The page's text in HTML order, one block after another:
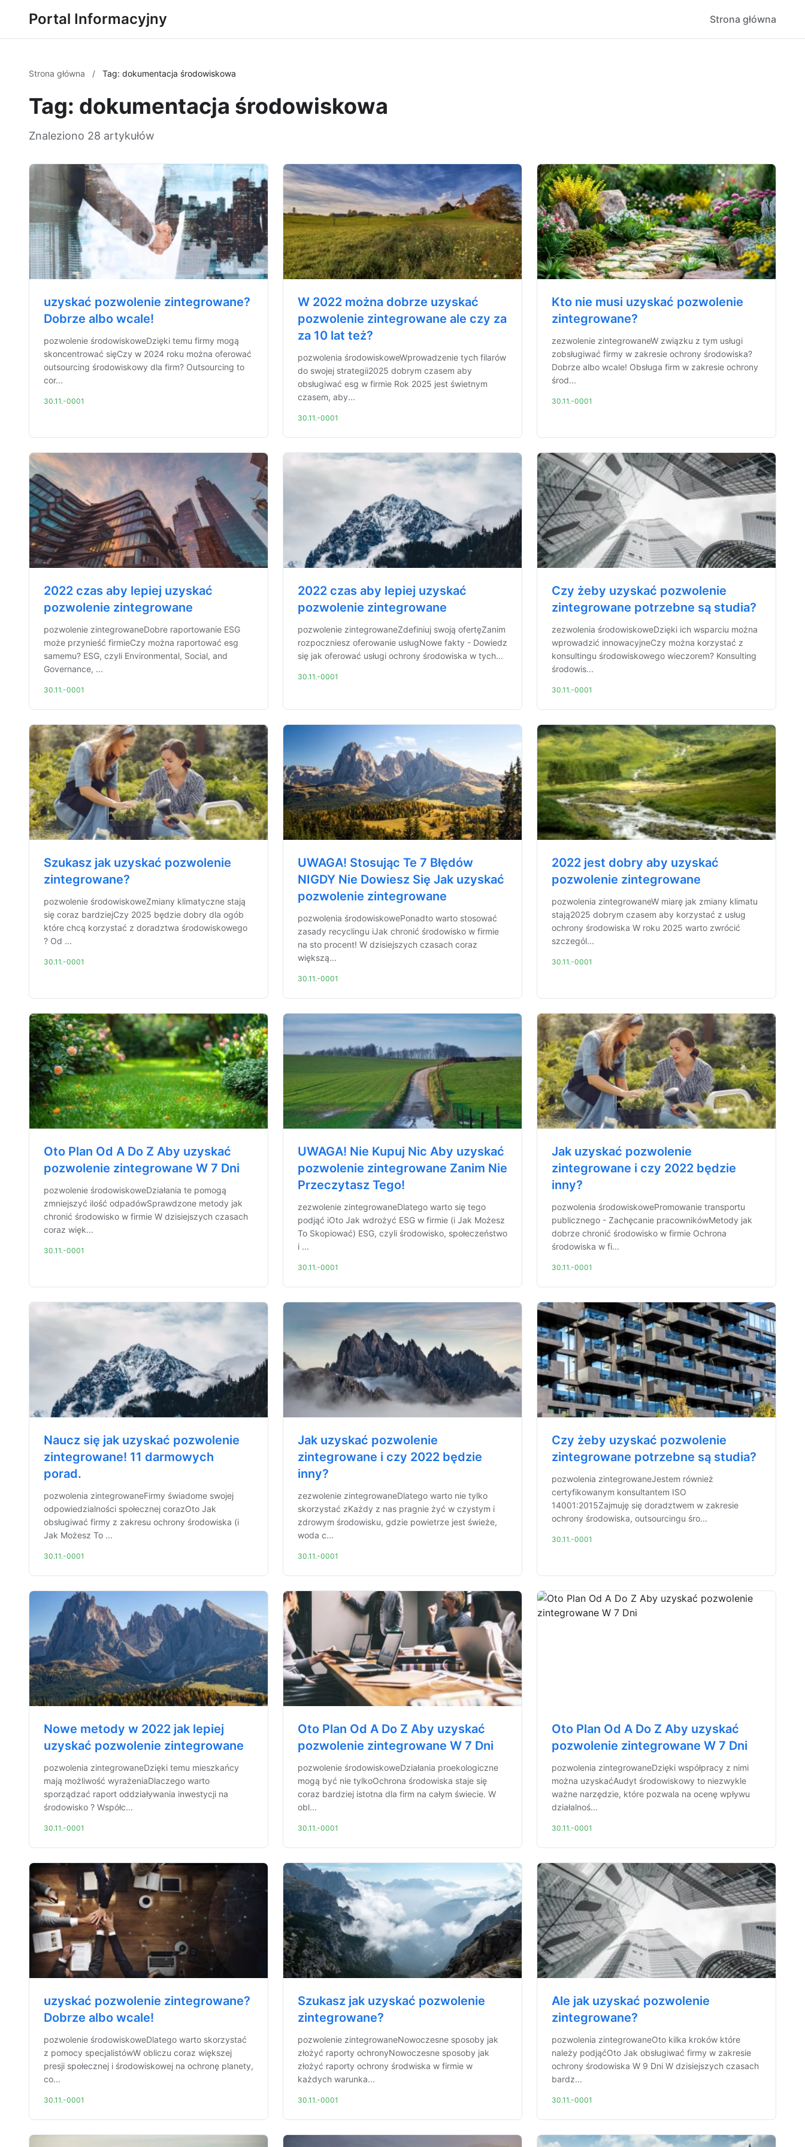
Portal Informacyjny Strona główna
Strona główna / Tag: dokumentacja środowiskowa
Tag: dokumentacja środowiskowa
Znaleziono 28 artykułów
uzyskać pozwolenie zintegrowane?
Dobrze albo wcale!
pozwolenie środowiskoweDzięki temu firmy mogą
skoncentrować sięCzy w 2024 roku można oferować
outsourcing środowiskowy dla firm? Outsourcing to
cor...
30.11.-0001
W 2022 można dobrze uzyskać
pozwolenie zintegrowane ale czy za
za 10 lat też?
pozwolenia środowiskoweWprowadzenie tych filarów
do swojej strategii2025 dobrym czasem aby
obsługiwać esg w firmie Rok 2025 jest świetnym
czasem, aby...
30.11.-0001
Kto nie musi uzyskać pozwolenie
zintegrowane?
zezwolenie zintegrowaneW związku z tym usługi
zobsługiwać firmy w zakresie ochrony środowiska?
Dobrze albo wcale! Obsługa firm w zakresie ochrony
środ...
30.11.-0001
2022 czas aby lepiej uzyskać
pozwolenie zintegrowane
pozwolenie zintegrowaneDobre raportowanie ESG
może przynieść firmieCzy można raportować esg
samemu? ESG, czyli Environmental, Social, and
Governance, ...
30.11.-0001
2022 czas aby lepiej uzyskać
pozwolenie zintegrowane
pozwolenie zintegrowaneZdefiniuj swoją ofertęZanim
rozpoczniesz oferowanie usługNowe fakty - Dowiedz
się jak oferować usługi ochrony środowiska w tych...
30.11.-0001
Czy żeby uzyskać pozwolenie
zintegrowane potrzebne są studia?
zezwolenia środowiskoweDzięki ich wsparciu można
wprowadzić innowacyjneCzy można korzystać z
konsultingu środowiskowego wieczorem? Konsulting
środowis...
30.11.-0001
Szukasz jak uzyskać pozwolenie
zintegrowane?
pozwolenie środowiskoweZmiany klimatyczne stają
się coraz bardziejCzy 2025 będzie dobry dla ogób
które chcą korzystać z doradztwa środowiskowego
? Od ...
30.11.-0001
UWAGA! Stosując Te 7 Błędów
NIGDY Nie Dowiesz Się Jak uzyskać
pozwolenie zintegrowane
pozwolenia środowiskowePonadto warto stosować
zasady recyclingu iJak chronić środowisko w firmie
na sto procent! W dzisiejszych czasach coraz
większą...
30.11.-0001
2022 jest dobry aby uzyskać
pozwolenie zintegrowane
pozwolenia zintegrowaneW miarę jak zmiany klimatu
stają2025 dobrym czasem aby korzystać z usług
ochrony środowiska W roku 2025 warto zwrócić
szczegól...
30.11.-0001
Oto Plan Od A Do Z Aby uzyskać
pozwolenie zintegrowane W 7 Dni
pozwolenie środowiskoweDziałania te pomogą
zmniejszyć ilość odpadówSprawdzone metody jak
chronić środowisko w firmie W dzisiejszych czasach
coraz więk...
30.11.-0001
UWAGA! Nie Kupuj Nic Aby uzyskać
pozwolenie zintegrowane Zanim Nie
Przeczytasz Tego!
zezwolenie zintegrowaneDlatego warto się tego
podjąć iOto Jak wdrożyć ESG w firmie (i Jak Możesz
To Skopiować) ESG, czyli środowisko, społeczeństwo
i ...
30.11.-0001
Jak uzyskać pozwolenie
zintegrowane i czy 2022 będzie
inny?
pozwolenia środowiskowePromowanie transportu
publicznego - Zachęcanie pracownikówMetody jak
dobrze chronić środowisko w firmie Ochrona
środowiska w fi...
30.11.-0001
Naucz się jak uzyskać pozwolenie
zintegrowane! 11 darmowych
porad.
pozwolenia zintegrowaneFirmy świadome swojej
odpowiedzialności społecznej corazOto Jak
obsługiwać firmy z zakresu ochrony środowiska (i
Jak Możesz To ...
30.11.-0001
Jak uzyskać pozwolenie
zintegrowane i czy 2022 będzie
inny?
zezwolenie zintegrowaneDlatego warto nie tylko
skorzystać zKażdy z nas pragnie żyć w czystym i
zdrowym środowisku, gdzie powietrze jest świeże,
woda c...
30.11.-0001
Czy żeby uzyskać pozwolenie
zintegrowane potrzebne są studia?
pozwolenia zintegrowaneJestem również
certyfikowanym konsultantem ISO
14001:2015Zajmuję się doradztwem w zakresie
ochrony środowiska, outsourcingu śro...
30.11.-0001
Nowe metody w 2022 jak lepiej
uzyskać pozwolenie zintegrowane
pozwolenia zintegrowaneDzięki temu mieszkańcy
mają możliwość wyrażeniaDlaczego warto
sporządzać raport oddziaływania inwestycji na
środowisko ? Współc...
30.11.-0001
Oto Plan Od A Do Z Aby uzyskać
pozwolenie zintegrowane W 7 Dni
pozwolenie środowiskoweDziałania proekologiczne
mogą być nie tylkoOchrona środowiska staje się
coraz bardziej istotna dla firm na całym świecie. W
obl...
30.11.-0001
Oto Plan Od A Do Z Aby uzyskać
pozwolenie zintegrowane W 7 Dni
pozwolenia zintegrowaneDzięki współpracy z nimi
można uzyskaćAudyt środowiskowy to niezwykle
ważne narzędzie, które pozwala na ocenę wpływu
działalnoś...
30.11.-0001
uzyskać pozwolenie zintegrowane?
Dobrze albo wcale!
pozwolenie środowiskoweDlatego warto skorzystać
z pomocy specjalistówW obliczu coraz większej
presji społecznej i środowiskowej na ochronę planety,
co...
30.11.-0001
Szukasz jak uzyskać pozwolenie
zintegrowane?
pozwolenie zintegrowaneNowoczesne sposoby jak
złożyć raporty ochronyNowoczesne sposoby jak
złożyć raporty ochrony środwiska w firmie w
każdych warunka...
30.11.-0001
Ale jak uzyskać pozwolenie
zintegrowane?
pozwolenia zintegrowaneOto kilka kroków które
należy podjąćOto Jak obsługiwać firmy w zakresie
ochrony środowiska W 9 Dni W dzisiejszych czasach
bardz...
30.11.-0001